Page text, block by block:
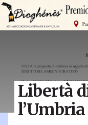
Libertà